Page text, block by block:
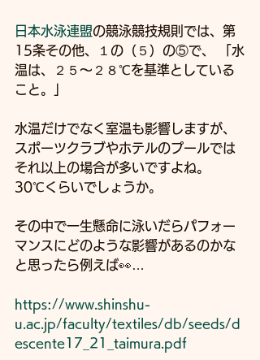
日本水泳連盟の競泳競技規則では、第
15条その他、１の（５）の⑤で、 「水
温は、２５～２８℃を基準としている
こと。」
水温だけでなく室温も影響しますが、
スポーツクラブやホテルのプールでは
それ以上の場合が多いですよね。
30℃くらいでしょうか。
その中で一生懸命に泳いだらパフォー
マンスにどのような影響があるのかな
と思ったら例えば👀…
https://www.shinshu-
u.ac.jp/faculty/textiles/db/seeds/d
escente17_21_taimura.pdf